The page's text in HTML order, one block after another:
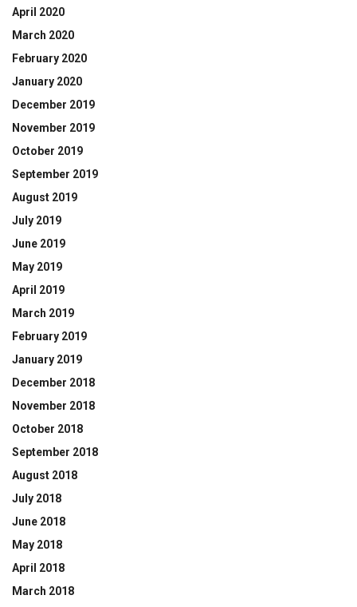
April 2020
March 2020
February 2020
January 2020
December 2019
November 2019
October 2019
September 2019
August 2019
July 2019
June 2019
May 2019
April 2019
March 2019
February 2019
January 2019
December 2018
November 2018
October 2018
September 2018
August 2018
July 2018
June 2018
May 2018
April 2018
March 2018